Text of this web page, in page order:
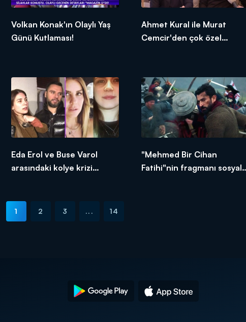
Volkan Konak'ın Olaylı Yaş
Günü Kutlaması!
Ahmet Kural ile Murat
Cemcir'den çok özel
Eda Erol ve Buse Varol
arasındaki kolye krizi
"Mehmed Bir Cihan
Fatihi"nin fragmanı sosyal
1 2 3 ... 14